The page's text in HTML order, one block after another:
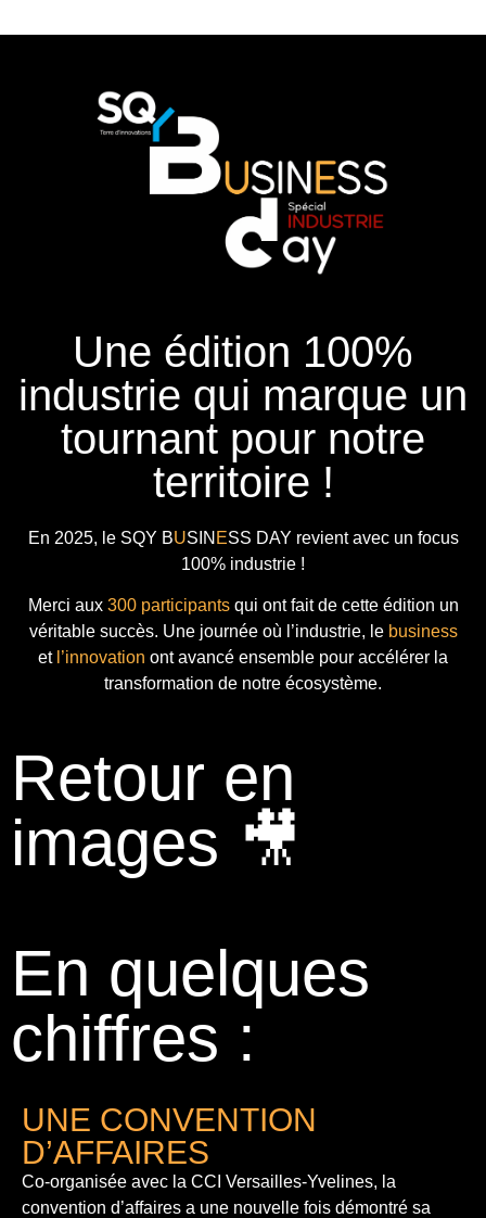
Une édition 100%
industrie qui marque un
tournant pour notre
territoire !
En 2025, le SQY BUSIN ESS DAY revient avec un focus
100% industrie !
Merci aux 300 participantsqui ont fait de cette édition un
véritable succès. Une journée où l’industrie, le business
et l’innovation ont avancé ensemble pour accélérer la
transformation de notre écosystème.
Retour en
images 🎥
En quelques
chiffres :
UNE CONVENTION
D’AFFAIRES
Co-organisée avec la CCI Versailles-Yvelines, la
convention d’affaires a une nouvelle fois démontré sa